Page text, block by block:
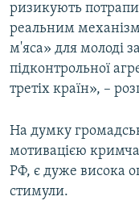
ризикують
реальним
м'яса» для молоді
підконтрольної
третіх країн», –
На думку
мотивацією
РФ, є дуже висока
стимули.